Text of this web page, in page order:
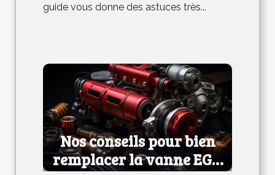
guide vous donne des astuces très...
Nos conseils pour bien
remplacer la vanne EGR